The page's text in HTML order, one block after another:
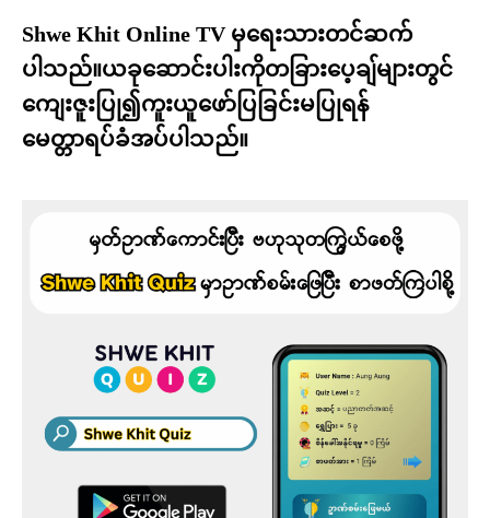
Shwe Khit Online TV မှရေးသားတင်ဆက်
ပါသည်။ယခုဆောင်းပါးကိုတခြားပေ့ချ်များတွင်
ကျေးဇူးပြု၍ကူးယူဖော်ပြခြင်းမပြုရန်
မေတ္တာရပ်ခံအပ်ပါသည်။